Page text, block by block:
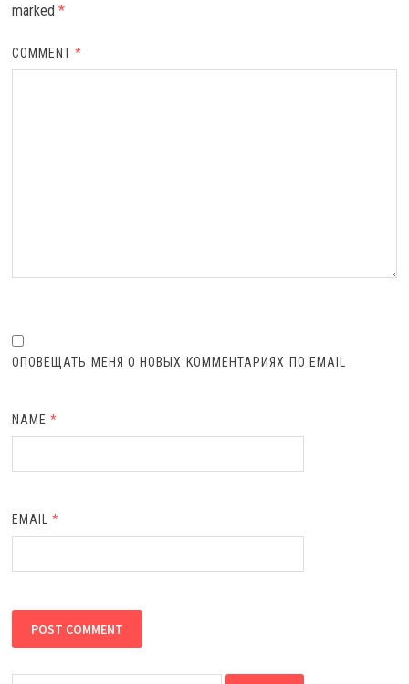
marked *
COMMENT*
ОПОВЕЩАТЬ МЕНЯ О НОВЫХ КОММЕНТАРИЯХ ПО EMAIL
NAME*
EMAIL*